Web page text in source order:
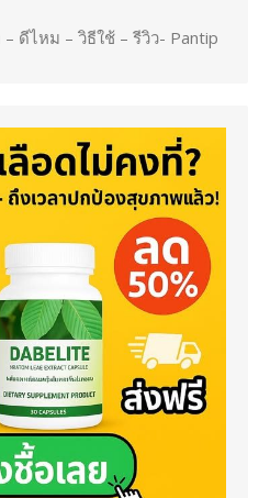
ดีไหม – วิธีใช้ – รีวิว- Pantip